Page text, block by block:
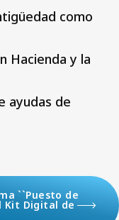
como
Hacienda y la
ayudas de
``Puesto de
Kit Digital de